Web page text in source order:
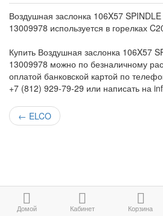
Воздушная заслонка 106X57
13009978 используется в горелках
Купить Воздушная заслонка 106X57
13009978 можно по безналичному
оплатой банковской картой по
+7 (812) 929-79-29 или написать на
← ELCO
Домой Кабинет Корзина